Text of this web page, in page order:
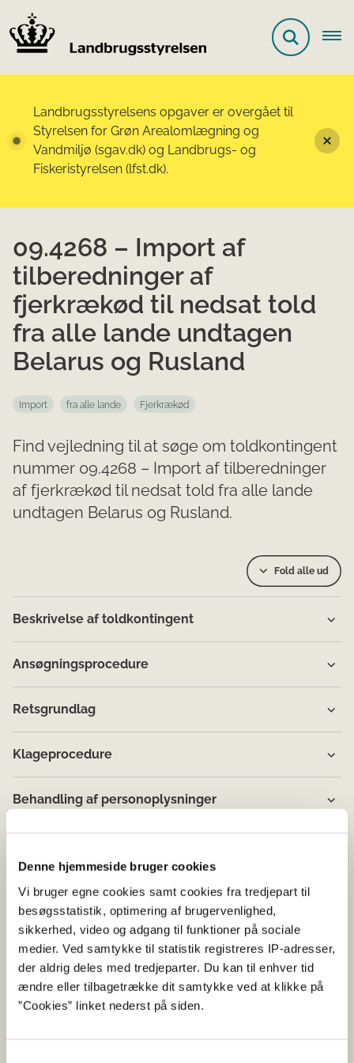
Denne hjemmeside bruger cookies
Vi bruger egne cookies samt cookies fra tredjepart til
besøgsstatistik, optimering af brugervenlighed,
sikkerhed, video og adgang til funktioner på sociale
medier. Ved samtykke til statistik registreres IP-adresser,
der aldrig deles med tredjeparter. Du kan til enhver tid
ændre eller tilbagetrække dit samtykke ved at klikke på
”Cookies” linket nederst på siden.
Landbrugsstyrelsens opgaver er overgået til
Styrelsen for Grøn Arealomlægning og
Vandmiljø (sgav.dk) og Landbrugs- og
Fiskeristyrelsen (lfst.dk).
09.4268 – Import af
tilberedninger af
fjerkrækød til nedsat told
fra alle lande undtagen
Belarus og Rusland
Import fra alle lande Fjerkrækød
Find vejledning til at søge om toldkontingent
nummer 09.4268 – Import af tilberedninger
af fjerkrækød til nedsat told fra alle lande
undtagen Belarus og Rusland.
Fold alle ud
Beskrivelse af toldkontingent
Ansøgningsprocedure
Retsgrundlag
Klageprocedure
Behandling af personoplysninger